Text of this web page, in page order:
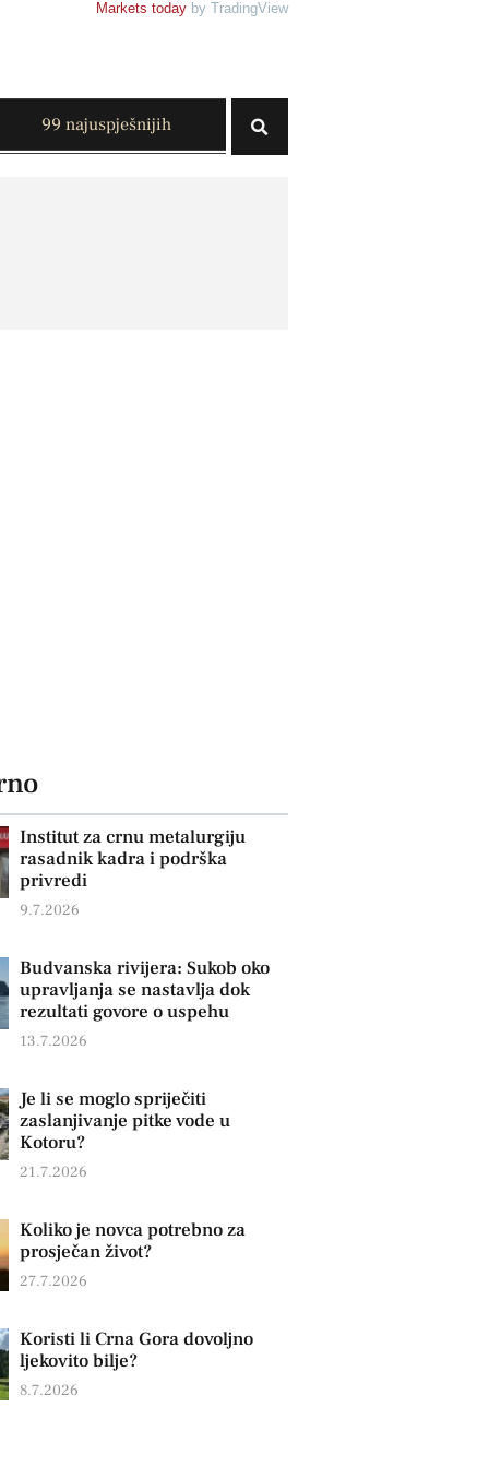
Markets today by TradingView
99 najuspješnijih
Institut za crnu metalurgiju
rasadnik kadra i podrška
privredi
9.7.2026
Budvanska rivijera: Sukob oko
upravljanja se nastavlja dok
rezultati govore o uspehu
13.7.2026
Je li se moglo spriječiti
zaslanjivanje pitke vode u
Kotoru?
21.7.2026
Koliko je novca potrebno za
prosječan život?
27.7.2026
Koristi li Crna Gora dovoljno
ljekovito bilje?
8.7.2026